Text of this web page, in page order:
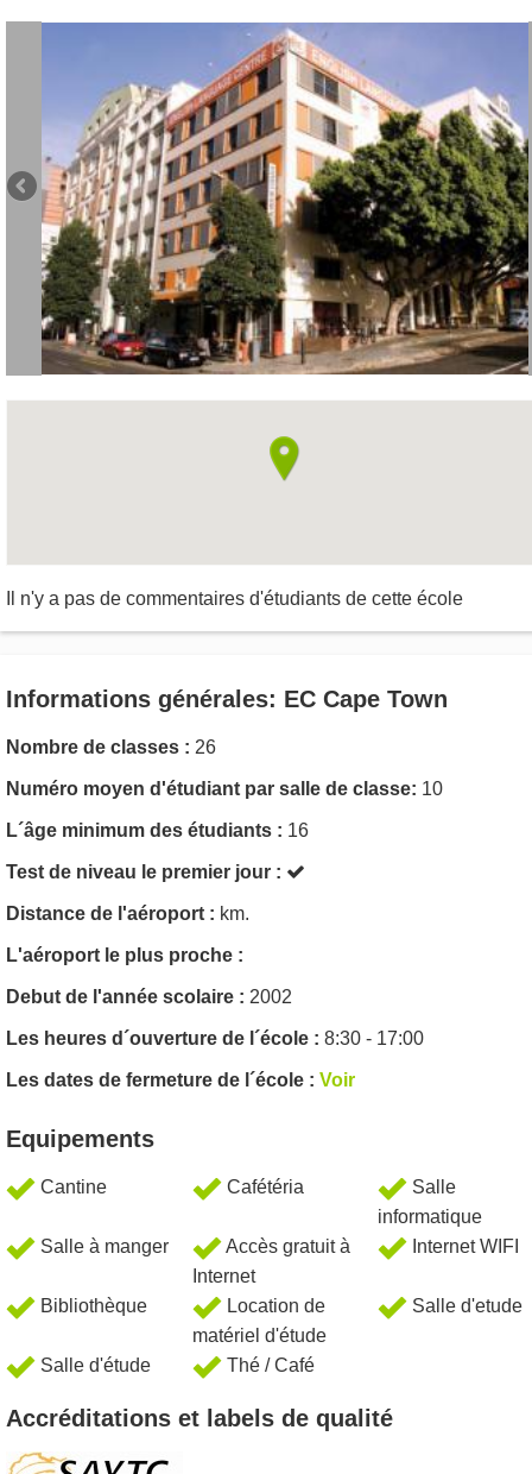
Il n'y a pas de commentaires d'étudiants de cette école
Informations générales: EC Cape Town
Nombre de classes : 26
Numéro moyen d'étudiant par salle de classe: 10
L´âge minimum des étudiants : 16
Test de niveau le premier jour :
Distance de l'aéroport : km.
L'aéroport le plus proche :
Debut de l'année scolaire : 2002
Les heures d´ouverture de l´école : 8:30 - 17:00
Les dates de fermeture de l´école : Voir
Equipements
Cantine Cafétéria
Salle
informatique
Salle à manger
Accès gratuit à
Internet
Internet WIFI
Bibliothèque
Location de
matériel d'étude
Salle d'etude
Salle d'étude Thé / Café
Accréditations et labels de qualité